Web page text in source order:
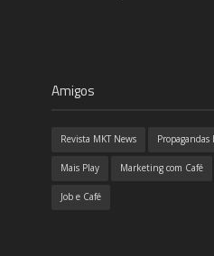
Amigos
Revista MKT News Propagandas
Mais Play Marketing com Café
Job e Café